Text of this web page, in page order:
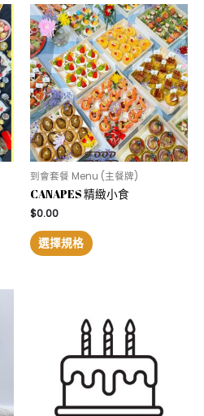
到會套餐 Menu (主餐牌)
CANAPES 精緻小食
$0.00
選擇規格